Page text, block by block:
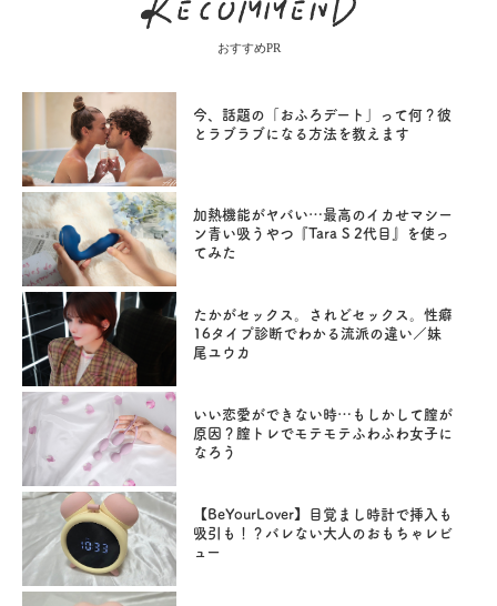
おすすめPR
今、話題の「おふろデート」って何？彼
とラブラブになる方法を教えます
加熱機能がヤバい…最高のイカせマシー
ン青い吸うやつ『Tara S 2代目』を使っ
てみた
たかがセックス。されどセックス。性癖
16タイプ診断でわかる流派の違い／妹
尾ユウカ
いい恋愛ができない時…もしかして膣が
原因？膣トレでモテモテふわふわ女子に
なろう
【BeYourLover】目覚まし時計で挿入も
吸引も！？バレない大人のおもちゃレビ
ュー